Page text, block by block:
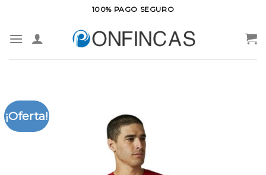
contenido
100% PAGO SEGURO
¡Oferta!